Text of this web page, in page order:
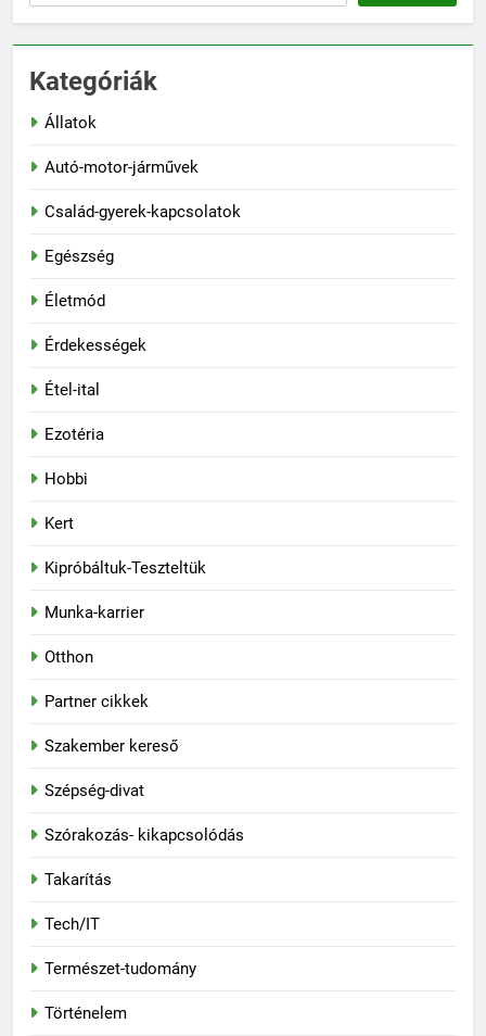
Kategóriák
Állatok
Autó-motor-járművek
Család-gyerek-kapcsolatok
Egészség
Életmód
Érdekességek
Étel-ital
Ezotéria
Hobbi
Kert
Kipróbáltuk-Teszteltük
Munka-karrier
Otthon
Partner cikkek
Szakember kereső
Szépség-divat
Szórakozás- kikapcsolódás
Takarítás
Tech/IT
Természet-tudomány
Történelem